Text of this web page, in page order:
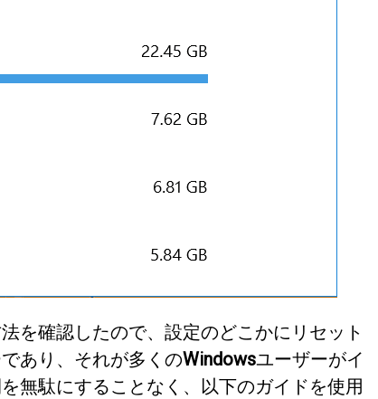
を確認したので、設定のどこかにリセット
あり、それが多くのWindowsユーザーがイ
無駄にすることなく、以下のガイドを使用